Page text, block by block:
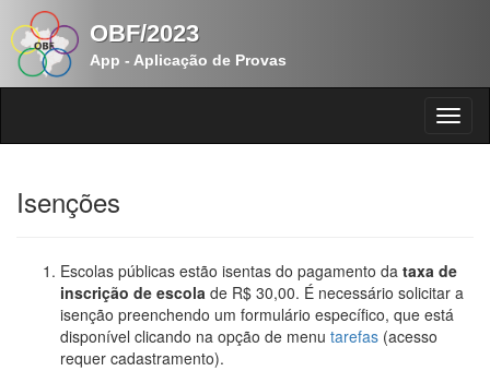
OBF/2023
App - Aplicação de Provas
Isenções
Escolas públicas estão isentas do pagamento da taxa de
inscrição de escola de R$ 30,00. É necessário solicitar a
isenção preenchendo um formulário específico, que está
disponível clicando na opção de menu tarefas (acesso
requer cadastramento).